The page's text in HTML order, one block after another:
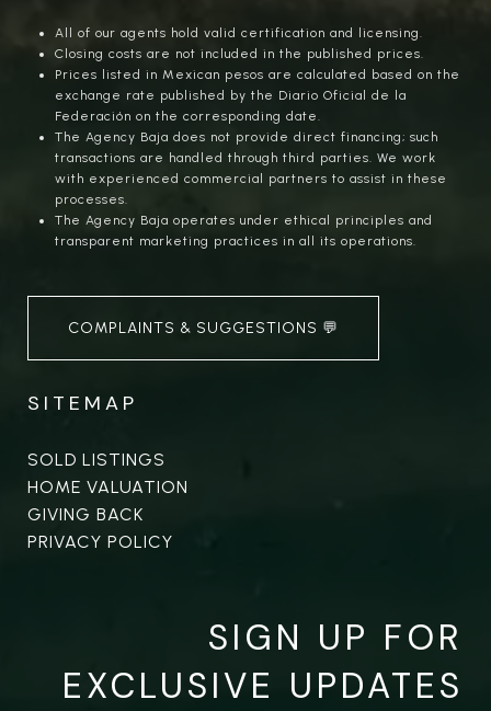
All of our agents hold valid certification and licensing.
Closing costs are not included in the published prices.
Prices listed in Mexican pesos are calculated based on the
exchange rate published by the Diario Oficial de la
Federación on the corresponding date.
The Agency Baja does not provide direct financing; such
transactions are handled through third parties. We work
with experienced commercial partners to assist in these
processes.
The Agency Baja operates under ethical principles and
transparent marketing practices in all its operations.
COMPLAINTS & SUGGESTIONS 💬
SITEMAP
SOLD LISTINGS
HOME VALUATION
GIVING BACK
PRIVACY POLICY
SIGN UP FOR
EXCLUSIVE UPDATES